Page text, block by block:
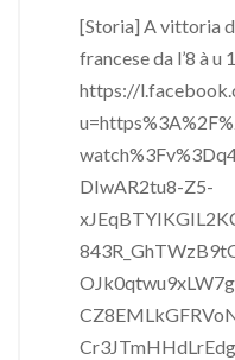
[Storia] A vittoria
francese da l’8 à
https://
DIwAR2tu8-Z5-